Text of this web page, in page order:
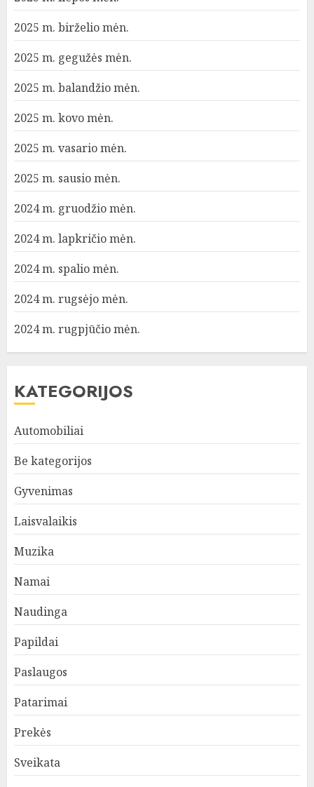
2025 m. birželio mėn.
2025 m. gegužės mėn.
2025 m. balandžio mėn.
2025 m. kovo mėn.
2025 m. vasario mėn.
2025 m. sausio mėn.
2024 m. gruodžio mėn.
2024 m. lapkričio mėn.
2024 m. spalio mėn.
2024 m. rugsėjo mėn.
2024 m. rugpjūčio mėn.
KATEGORIJOS
Automobiliai
Be kategorijos
Gyvenimas
Laisvalaikis
Muzika
Namai
Naudinga
Papildai
Paslaugos
Patarimai
Prekės
Sveikata